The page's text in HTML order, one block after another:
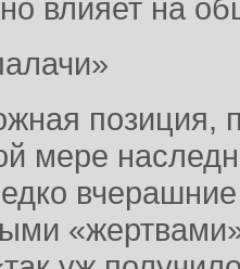
влияет на
позиция,
мере